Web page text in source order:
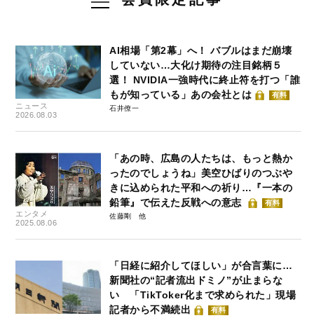
ニュース
2026.08.03
AI相場「第2幕」へ！ バブルはまだ崩壊
していない…大化け期待の注目銘柄５
選！ NVIDIA一強時代に終止符を打つ「誰
もが知っている」あの会社とは
有料
石井僚一
エンタメ
2025.08.06
「あの時、広島の人たちは、もっと熱か
ったのでしょうね」美空ひばりのつぶや
きに込められた平和への祈り…『一本の
鉛筆』で伝えた反戦への意志
有料
佐藤剛
「日経に紹介してほしい」が合言葉に…
新聞社の“記者流出ドミノ”が止まらな
い 「TikToker化まで求められた」現場
記者から不満続出
有料